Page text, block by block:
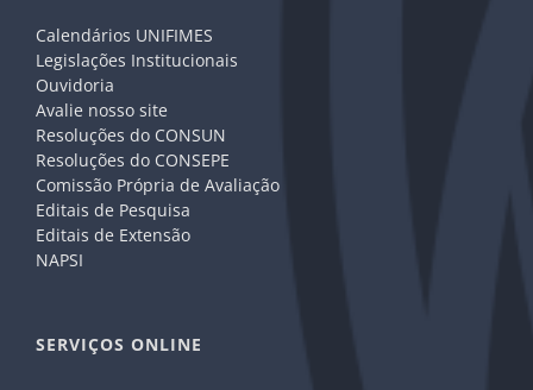
Calendários UNIFIMES
Legislações Institucionais
Ouvidoria
Avalie nosso site
Resoluções do CONSUN
Resoluções do CONSEPE
Comissão Própria de Avaliação
Editais de Pesquisa
Editais de Extensão
NAPSI
SERVIÇOS ONLINE